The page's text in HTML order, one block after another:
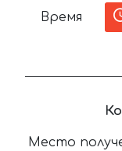
Время
Место